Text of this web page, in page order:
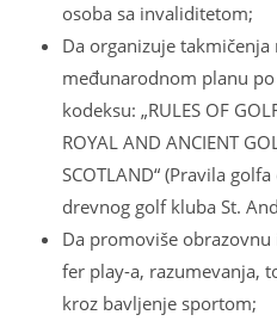
osoba sa invaliditetom;
Da organizuje takmičenja
međunarodnom planu
kodeksu: „RULES OF
ROYAL AND ANCIENT
SCOTLAND“ (Pravila
drevnog golf kluba St.
Da promoviše
fer play-a, razumevanja,
kroz bavljenje sportom;